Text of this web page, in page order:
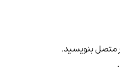
متصل بنویسید.